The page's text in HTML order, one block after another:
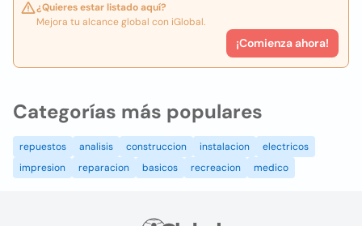
¿Quieres estar listado aquí?
Mejora tu alcance global con iGlobal.
¡Comienza ahora!
Categorías más populares
repuestos analisis construccion instalacion
electricos
impresion
reparacion basicos recreacion medico